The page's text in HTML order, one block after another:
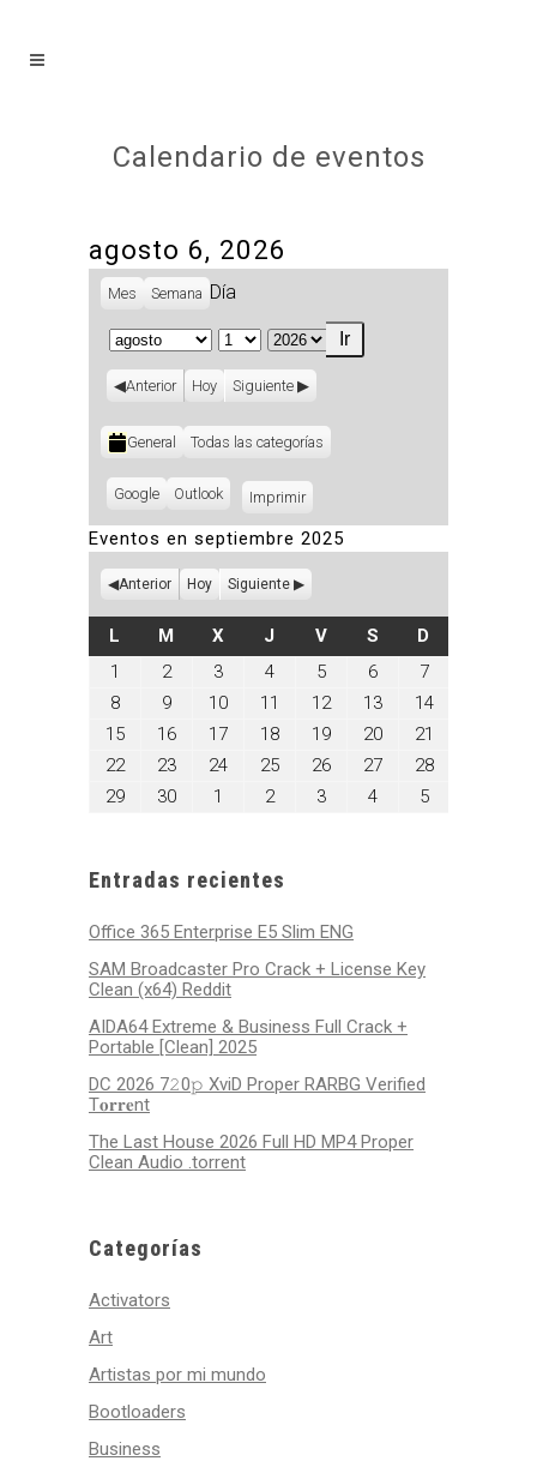
Calendario de eventos
agosto 6, 2026
Mes Semana Día
Mes
Día
Año
Anterior Hoy Siguiente
Categorías
General Todas las categorías
Subscribe
Google
Subscribe
Outlook ImprimirVistas
Eventos en septiembre 2025
Anterior Hoy Siguiente
L LUNES
M MARTES
XMIÉRCOLES
J JUEVES
VVIERNES
SSÁBADO
D
1
septiembre
2025
2septiembre
2025
3septiembre
3,
2025
4septiembre
4,
2025
5septiembre
5,
2025
6septiembre
6,
2025
7septiembre
7,
2025
8septiembre
8,
2025
9septiembre
9,
2025
10septiembre
10,
11
septiembre
2025
12septiembre
2025
13septiembre
2025
14septiembre
15septiembre
2025
16septiembre
2025
17septiembre
2025
18septiembre
18,
2025
19septiembre
2025
20septiembre
20,
2025
21
21,
2025
22septiembre
2025
23septiembre
2025
24septiembre
25septiembre
26septiembre
27septiembre
28septiembre
29septiembre
30septiembre
1
octubre
2octubre
3octubre
4octubre
5octubre
Entradas recientes
Office 365 Enterprise E5 Slim ENG
SAM Broadcaster Pro Crack + License Key
Clean (x64) Reddit
AIDA64 Extreme & Business Full Crack +
Portable [Clean] 2025
DC 2026 7𝟸0𝚙 XviD Proper RARBG Verified
T𝐨𝐫𝐫𝐞nt
The Last House 2026 Full HD MP4 Proper
Clean Audio .torrent
Categorías
Activators
Art
Artistas por mi mundo
Bootloaders
Business